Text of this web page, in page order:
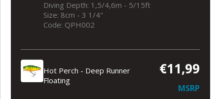
Diving Depth: 1,5/4,6m - 5/15ft
Size: 8cm - 3 1/4"
Code: QPH002
Hot Perch - Deep Runner
Floating
€11,99
MSRP